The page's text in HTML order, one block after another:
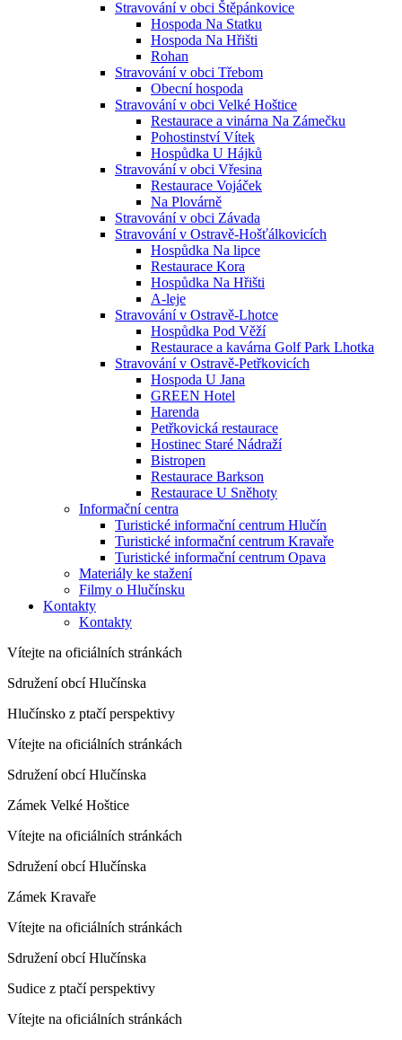
Stravování v obci Štěpánkovice
Hospoda Na Statku
Hospoda Na Hřišti
Rohan
Stravování v obci Třebom
Obecní hospoda
Stravování v obci Velké Hoštice
Restaurace a vinárna Na Zámečku
Pohostinství Vítek
Hospůdka U Hájků
Stravování v obci Vřesina
Restaurace Vojáček
Na Plovárně
Stravování v obci Závada
Stravování v Ostravě-Hošťálkovicích
Hospůdka Na lipce
Restaurace Kora
Hospůdka Na Hřišti
A-leje
Stravování v Ostravě-Lhotce
Hospůdka Pod Věží
Restaurace a kavárna Golf Park Lhotka
Stravování v Ostravě-Petřkovicích
Hospoda U Jana
GREEN Hotel
Harenda
Petřkovická restaurace
Hostinec Staré Nádraží
Bistropen
Restaurace Barkson
Restaurace U Sněhoty
Informační centra
Turistické informační centrum Hlučín
Turistické informační centrum Kravaře
Turistické informační centrum Opava
Materiály ke stažení
Filmy o Hlučínsku
Kontakty
Kontakty
Vítejte na oficiálních stránkách
Sdružení obcí Hlučínska
Hlučínsko z ptačí perspektivy
Vítejte na oficiálních stránkách
Sdružení obcí Hlučínska
Zámek Velké Hoštice
Vítejte na oficiálních stránkách
Sdružení obcí Hlučínska
Zámek Kravaře
Vítejte na oficiálních stránkách
Sdružení obcí Hlučínska
Sudice z ptačí perspektivy
Vítejte na oficiálních stránkách